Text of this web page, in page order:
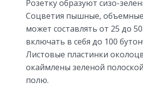
Розетку образуют сизо-
Соцветия пышные,
может составлять от 25 до
включать в себя до 100
Листовые пластинки
окаймлены зеленой
полю.